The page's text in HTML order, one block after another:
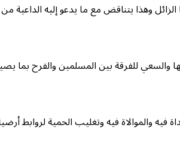
وهذا يتناقض مع ما يدعو إليه الداعية
للفرقة بين المسلمين والفرح بما
والموالاة فيه وتغليب الحمية لروابط